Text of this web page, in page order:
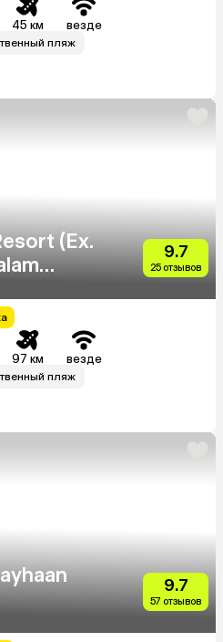
45 км везде
пляж
(Ex.
9.7
25 отзывов
97 км везде
пляж
9.7
57 отзывов